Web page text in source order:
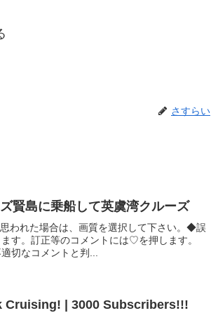
さすらい
賢島に乗船して英虞湾クルーズ
われた場合は、画質を選択して下さい。◆誤
す。訂正等のコメントには♡を押します。
切なコメントと判...
Cruising! | 3000 Subscribers!!!